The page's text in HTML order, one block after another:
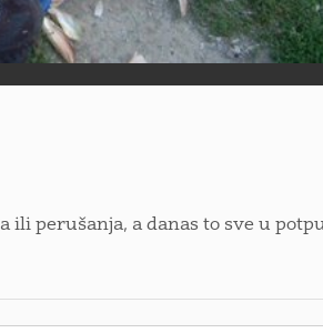
ili perušanja, a danas to sve u